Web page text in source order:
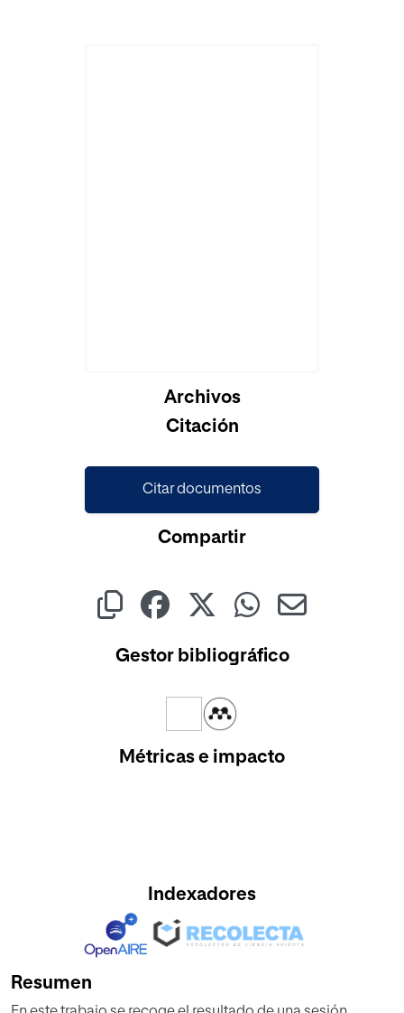
Archivos
Citación
Citar documentos
Compartir
Gestor bibliográfico
Métricas e impacto
Indexadores
Resumen